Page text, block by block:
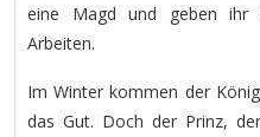
eine Magd und geben ihr
Arbeiten.
Im Winter kommen der
das Gut. Doch der Prinz,